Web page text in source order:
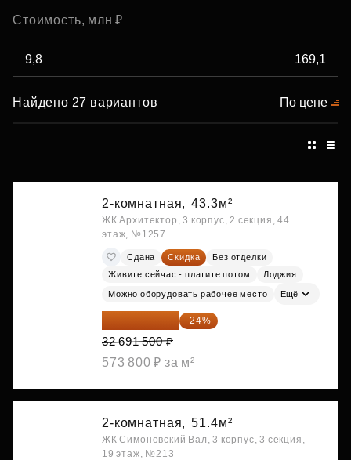
Стоимость, млн ₽
Найдено 27 вариантов По цене
2-комнатная, 43.3м²
ЖК Архитектор, 3 корпус, 2 секция, 44
этаж, №1257
Сдана Скидка
Без отделки
Живите сейчас - платите потом
Лоджия
Можно оборудовать рабочее место Ещё
24 845 540 ₽ -24%
32 691 500 ₽
573 800 ₽ за м²
2-комнатная, 51.4м²
ЖК Симоновский Вал, 3 корпус, 3 секция,
19 этаж, №213